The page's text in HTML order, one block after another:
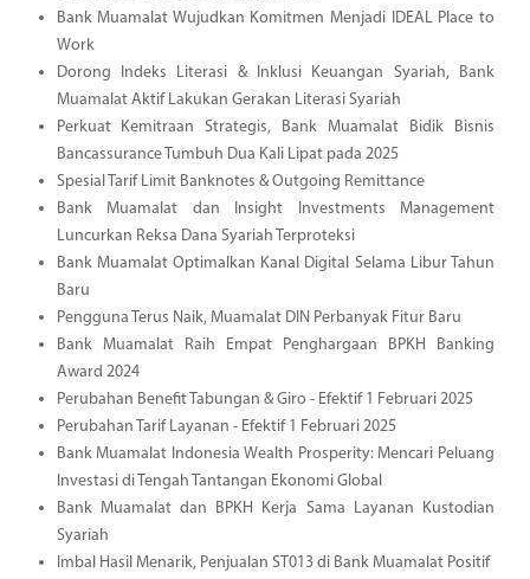
Bank Muamalat Wujudkan Komitmen Menjadi IDEAL Place to
Work
Dorong Indeks Literasi & Inklusi Keuangan Syariah, Bank
Muamalat Aktif Lakukan Gerakan Literasi Syariah
Perkuat Kemitraan Strategis, Bank Muamalat Bidik Bisnis
Bancassurance Tumbuh Dua Kali Lipat pada 2025
Spesial Tarif Limit Banknotes & Outgoing Remittance
Bank Muamalat dan Insight Investments Management
Luncurkan Reksa Dana Syariah Terproteksi
Bank Muamalat Optimalkan Kanal Digital Selama Libur Tahun
Baru
Pengguna Terus Naik, Muamalat DIN Perbanyak Fitur Baru
Bank Muamalat Raih Empat Penghargaan BPKH Banking
Award 2024
Perubahan Benefit Tabungan & Giro - Efektif 1 Februari 2025
Perubahan Tarif Layanan - Efektif 1 Februari 2025
Bank Muamalat Indonesia Wealth Prosperity: Mencari Peluang
Investasi di Tengah Tantangan Ekonomi Global
Bank Muamalat dan BPKH Kerja Sama Layanan Kustodian
Syariah
Imbal Hasil Menarik, Penjualan ST013 di Bank Muamalat Positif